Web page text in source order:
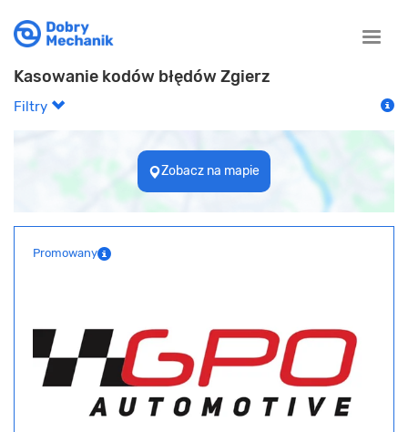
Toggle
Kasowanie kodów błędów Zgierz
Filtry
Zobacz na mapie
Promowany